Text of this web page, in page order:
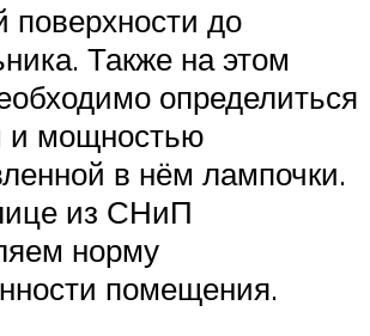
поверхности до
Также на этом
определиться
и мощностью
в нём лампочки.
из СНиП
норму
помещения.